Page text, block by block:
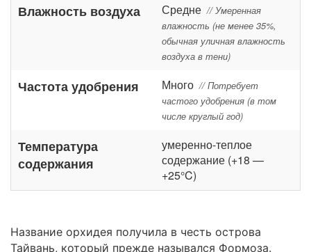
Влажность воздуха Средне // Умеренная
влажность (не менее 35%,
обычная уличная влажность
воздуха в тени)
Частота удобрения Много // Потребует
частого удобрения (в том
числе круглый год)
Температура
содержания
умеренно-теплое
содержание (+18 —
+25°C)
Название орхидея получила в честь острова
Тайвань, который прежде назывался Формоза.